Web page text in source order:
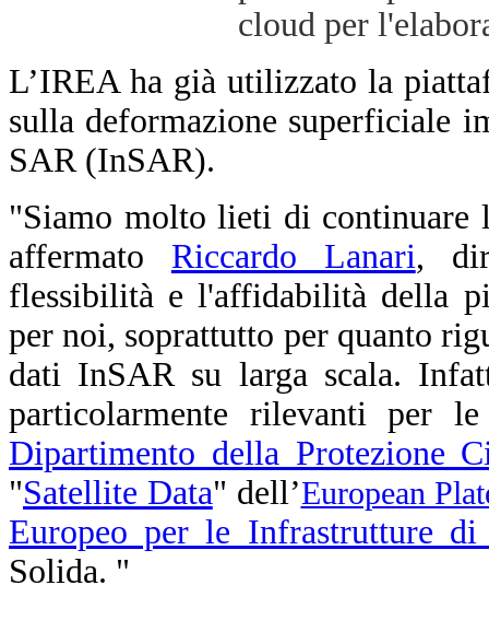
cloud per
L’IREA ha già utilizzato la
sulla deformazione superficiale
SAR (InSAR).
"Siamo molto lieti di continuare
affermato Riccardo Lanari,
flessibilità e l'affidabilità della
per noi, soprattutto per quanto
dati InSAR su larga scala.
particolarmente rilevanti per
Dipartimento della Protezione
"Satellite Data" dell’European
Europeo per le Infrastrutture
Solida. "